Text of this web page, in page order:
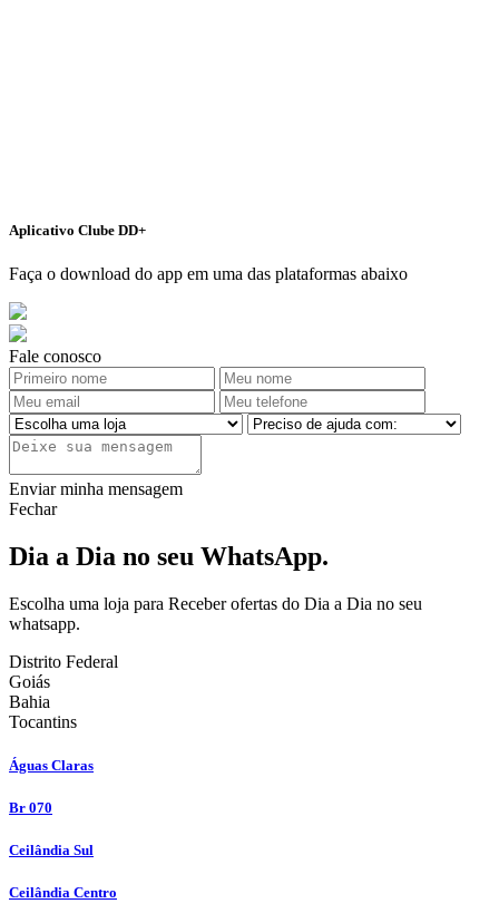
Aplicativo Clube DD+
Faça o download do app em uma das plataformas abaixo
Fale conosco
Enviar minha mensagem
Fechar
Dia a Dia no seu WhatsApp.
Escolha uma loja para Receber ofertas do Dia a Dia no seu
whatsapp.
Distrito Federal
Goiás
Bahia
Tocantins
Águas Claras
Br 070
Ceilândia Sul
Ceilândia Centro